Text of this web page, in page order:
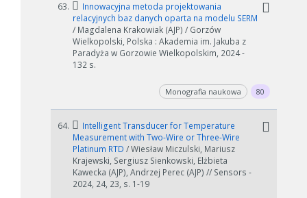
63.
Innowacyjna metoda projektowania
relacyjnych baz danych oparta na modelu SERM
/ Magdalena Krakowiak (AJP) / Gorzów
Wielkopolski, Polska : Akademia im. Jakuba z
Paradyża w Gorzowie Wielkopolskim, 2024 -
132 s.
Monografia naukowa 80
64.
Intelligent Transducer for Temperature
Measurement with Two-Wire or Three-Wire
Platinum RTD / Wiesław Miczulski, Mariusz
Krajewski, Sergiusz Sienkowski, Elżbieta
Kawecka (AJP), Andrzej Perec (AJP) // Sensors -
2024, 24, 23, s. 1-19